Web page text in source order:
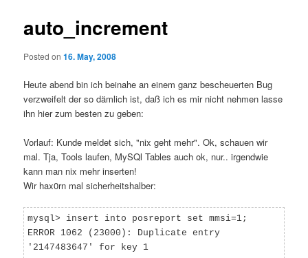
auto_increment
Posted on16. May, 2008
Heute abend bin ich beinahe an einem ganz bescheuerten Bug
verzweifelt der so dämlich ist, daß ich es mir nicht nehmen lasse
ihn hier zum besten zu geben:
Vorlauf: Kunde meldet sich, "nix geht mehr". Ok, schauen wir
mal. Tja, Tools laufen, MySQl Tables auch ok, nur.. irgendwie
kann man nix mehr inserten!
Wir hax0rn mal sicherheitshalber:
mysql> insert into posreport set mmsi=1;
ERROR 1062 (23000): Duplicate entry
'2147483647' for key 1